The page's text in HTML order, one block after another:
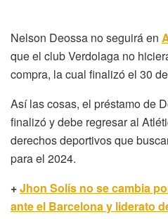
Nelson Deossa no seguirá en
que el club Verdolaga no
compra, la cual finalizó el 30
Así las cosas, el préstamo de
finalizó y debe regresar al
derechos deportivos que
para el 2024.
+Jhon Solís no se cambia
ante el Barcelona y liderato